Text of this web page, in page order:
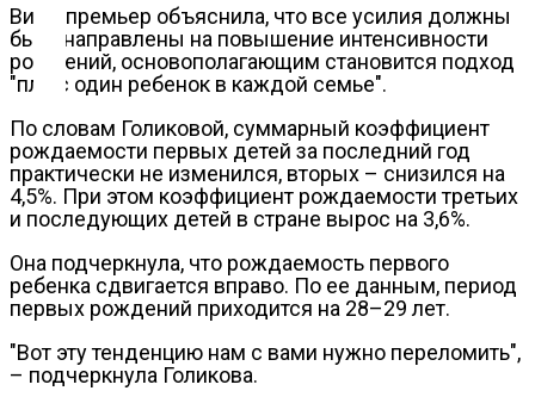
Контакты
Вице-премьер объяснила, что все усилия должны
быть направлены на повышение интенсивности
рождений, основополагающим становится подход
"плюс один ребенок в каждой семье".
По словам Голиковой, суммарный коэффициент
рождаемости первых детей за последний год
практически не изменился, вторых – снизился на
4,5%. При этом коэффициент рождаемости третьих
и последующих детей в стране вырос на 3,6%.
Она подчеркнула, что рождаемость первого
ребенка сдвигается вправо. По ее данным, период
первых рождений приходится на 28–29 лет.
"Вот эту тенденцию нам с вами нужно переломить",
– подчеркнула Голикова.